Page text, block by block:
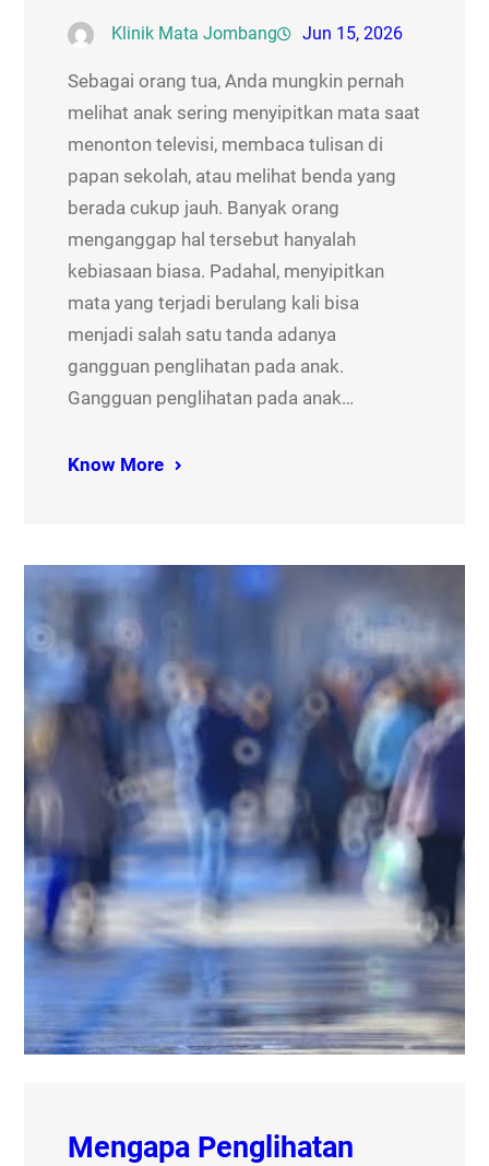
Klinik Mata Jombang Jun 15, 2026
Sebagai orang tua, Anda mungkin pernah
melihat anak sering menyipitkan mata saat
menonton televisi, membaca tulisan di
papan sekolah, atau melihat benda yang
berada cukup jauh. Banyak orang
menganggap hal tersebut hanyalah
kebiasaan biasa. Padahal, menyipitkan
mata yang terjadi berulang kali bisa
menjadi salah satu tanda adanya
gangguan penglihatan pada anak.
Gangguan penglihatan pada anak…
Know More
Mengapa Penglihatan